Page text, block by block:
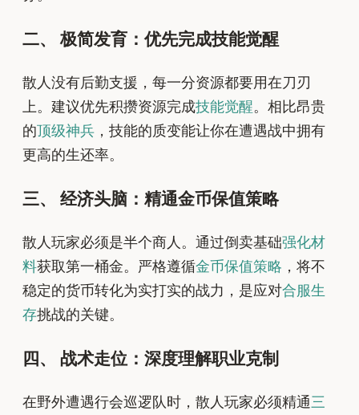
二、 极简发育：优先完成技能觉醒
散人没有后勤支援，每一分资源都要用在刀刃
上。建议优先积攒资源完成技能觉醒。相比昂贵
的顶级神兵 ，技能的质变能让你在遭遇战中拥有
更高的生还率。
三、 经济头脑：精通金币保值策略
散人玩家必须是半个商人。通过倒卖基础强化材
料获取第一桶金。严格遵循金币保值策略 ，将不
稳定的货币转化为实打实的战力，是应对合服生
存挑战的关键。
四、 战术走位：深度理解职业克制
在野外遭遇行会巡逻队时，散人玩家必须精通三